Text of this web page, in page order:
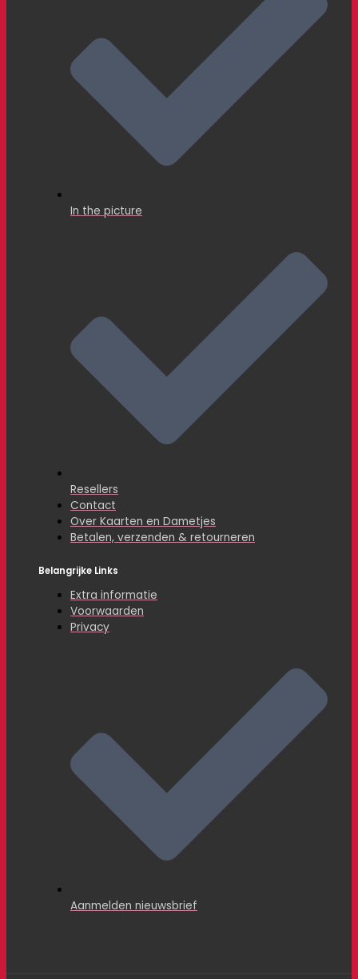
In the picture
Resellers
Contact
Over Kaarten en Dametjes
Betalen, verzenden & retourneren
Belangrijke Links
Extra informatie
Voorwaarden
Privacy
Aanmelden nieuwsbrief